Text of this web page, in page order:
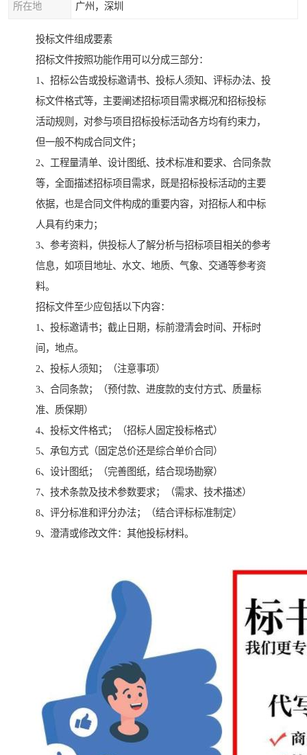
所在地 广州，深圳
投标文件组成要素
招标文件按照功能作用可以分成三部分：
1、招标公告或投标邀请书、投标人须知、评标办法、投
标文件格式等，主要阐述招标项目需求概况和招标投标
活动规则，对参与项目招标投标活动各方均有约束力，
但一般不构成合同文件；
2、工程量清单、设计图纸、技术标准和要求、合同条款
等，全面描述招标项目需求，既是招标投标活动的主要
依据，也是合同文件构成的重要内容，对招标人和中标
人具有约束力；
3、参考资料，供投标人了解分析与招标项目相关的参考
信息，如项目地址、水文、地质、气象、交通等参考资
料。
招标文件至少应包括以下内容：
1、投标邀请书；截止日期，标前澄清会时间、开标时
间，地点。
2、投标人须知；（注意事项）
3、合同条款；（预付款、进度款的支付方式、质量标
准、质保期）
4、投标文件格式；（招标人固定投标格式）
5、承包方式（固定总价还是综合单价合同）
6、设计图纸；（完善图纸，结合现场勘察）
7、技术条款及技术参数要求；（需求、技术描述）
8、评分标准和评分办法；（结合评标标准制定）
9、澄清或修改文件：其他投标材料。